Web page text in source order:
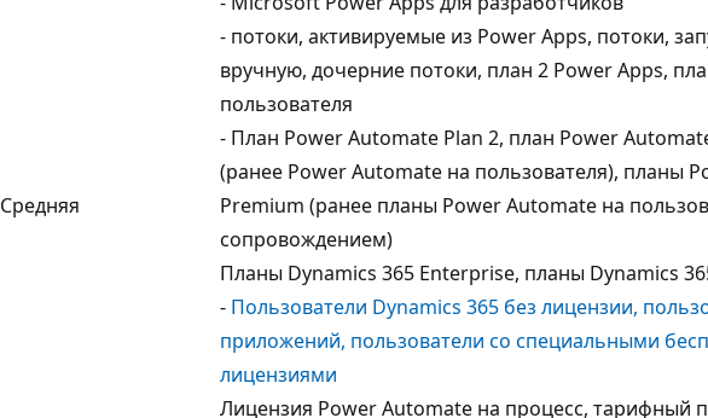
Средняя
- потоки, активируемые из Power Apps, потоки,
вручную, дочерние потоки, план 2 Power Apps,
пользователя
- План Power Automate Plan 2, план Power
(ранее Power Automate на пользователя), планы
Premium (ранее планы Power Automate на
сопровождением)
Планы Dynamics 365 Enterprise, планы Dynamics
- Пользователи Dynamics 365 без лицензии,
приложений, пользователи со специальными
лицензиями
Лицензия Power Automate на процесс, тарифный